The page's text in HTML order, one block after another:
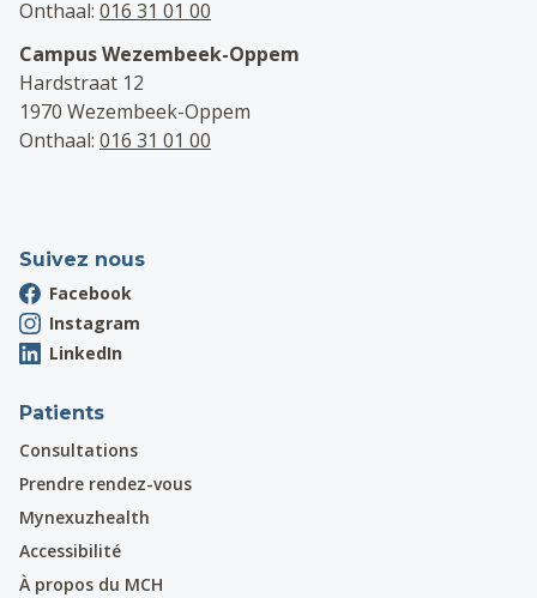
Onthaal: 016 31 01 00
Campus Wezembeek-Oppem
Hardstraat 12
1970 Wezembeek-Oppem
Onthaal: 016 31 01 00
Suivez nous
Facebook
Instagram
LinkedIn
Patients
Consultations
Prendre rendez-vous
Mynexuzhealth
Accessibilité
À propos du MCH